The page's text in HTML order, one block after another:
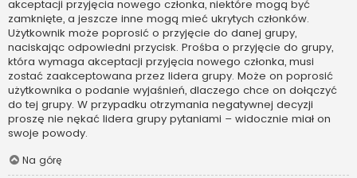
akceptacji przyjęcia nowego członka, niektóre mogą być
zamknięte, a jeszcze inne mogą mieć ukrytych członków.
Użytkownik może poprosić o przyjęcie do danej grupy,
naciskając odpowiedni przycisk. Prośba o przyjęcie do grupy,
która wymaga akceptacji przyjęcia nowego członka, musi
zostać zaakceptowana przez lidera grupy. Może on poprosić
użytkownika o podanie wyjaśnień, dlaczego chce on dołączyć
do tej grupy. W przypadku otrzymania negatywnej decyzji
proszę nie nękać lidera grupy pytaniami – widocznie miał on
swoje powody.
Na górę